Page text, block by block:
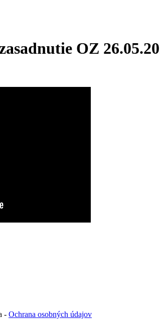
OZ
- Ochrana osobných údajov